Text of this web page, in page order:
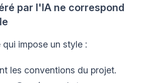
par l'IA ne correspond
impose un style :
les conventions du projet.